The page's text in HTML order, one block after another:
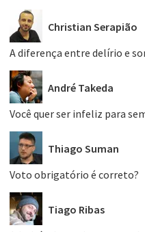
Christian Serapião
A diferença entre delírio e
André Takeda
Você quer ser infeliz para
Thiago Suman
Voto obrigatório é correto?
Tiago Ribas